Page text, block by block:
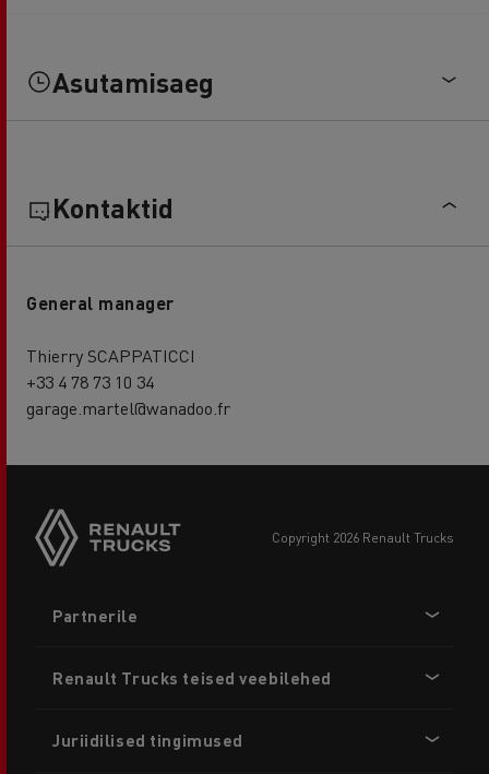
Asutamisaeg
Kontaktid
General manager
Thierry SCAPPATICCI
+33 4 78 73 10 34
garage.martel@wanadoo.fr
copyright 2026 Renault Trucks
menu
Partnerile
Renault Trucks teised veebilehed
Juriidilised tingimused